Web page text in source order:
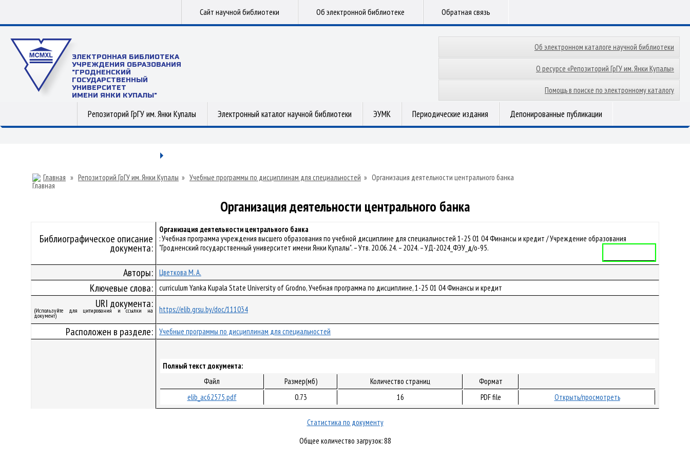
Сайт научной библиотеки Об электронной библиотеке Обратная связь
ЭЛЕКТРОННАЯ БИБЛИОТЕКА
УЧРЕЖДЕНИЯ ОБРАЗОВАНИЯ
"ГРОДНЕНСКИЙ
ГОСУДАРСТВЕННЫЙ
УНИВЕРСИТЕТ
ИМЕНИ ЯНКИ КУПАЛЫ"
Об электронном каталоге научной библиотеки
О ресурсе «Репозиторий ГрГУ им. Янки Купалы»
Помощь в поиске по электронному каталогу
Репозиторий ГрГУ им. Янки Купалы Электронный каталог научной библиотеки ЭУМК Периодические издания Депонированные публикации
Главная » Репозиторий ГрГУ им. Янки Купалы » Учебные программы по дисциплинам для специальностей » Организация деятельности центрального банка
Организация деятельности центрального банка
Библиографическое описание
документа:
Организация деятельности центрального банка
: Учебная программа учреждения высшего образования по учебной дисциплине для специальностей 1-25 01 04 Финансы и кредит / Учреждение образования
"Гродненский государственный университет имени Янки Купалы". – Утв. 20.06.24. – 2024. – УД-2024_ФЭУ_д/о-95.
Авторы: Цветкова М. А.
Ключевые слова: curriculum Yanka Kupala State University of Grodno, Учебная программа по дисциплине, 1-25 01 04 Финансы и кредит
URI документа:
(Используйте для цитирования и ссылки на
документ)
https://elib.grsu.by/doc/111034
Расположен в разделе: Учебные программы по дисциплинам для специальностей
Полный текст документа:
Файл
Размер(мб) Количество страниц
Формат
elib_ac62575.pdf
0.73 16 PDF file Открыть/просмотреть
Статистика по документу
Общее количество загрузок: 88